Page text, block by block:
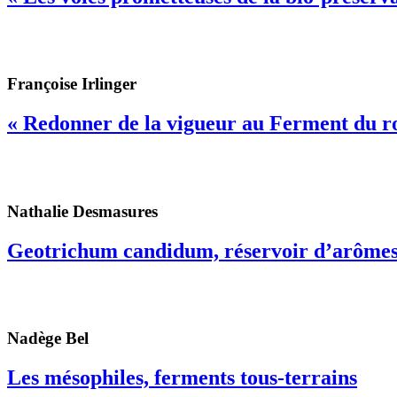
Françoise Irlinger
« Redonner de la vigueur au Ferment du
Nathalie Desmasures
Geotrichum candidum, réservoir
Nadège Bel
Les mésophiles, ferments tous-terrains